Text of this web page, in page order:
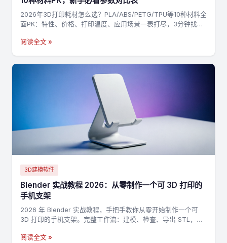
2026年3D打印耗材怎么选？PLA/ABS/PETG/TPU等10种材料全
面PK：特性、价格、打印温度、应用场景一表打尽，3分钟找到
阅读全文 »
3D建模软件
Blender 实战教程 2026：从零制作一个可 3D 打印的
手机支架
2026 年 Blender 实战教程，手把手教你从零开始制作一个可
3D 打印的手机支架。完整工作流：建模、检查、导出 STL，适
阅读全文 »